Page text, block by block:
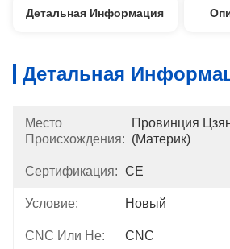
Детальная Информация
Детальная
Место
Происхождения:
Провинция
(материк)
Сертификация: CE
Условие: Новый
CNC Или Не: CNC